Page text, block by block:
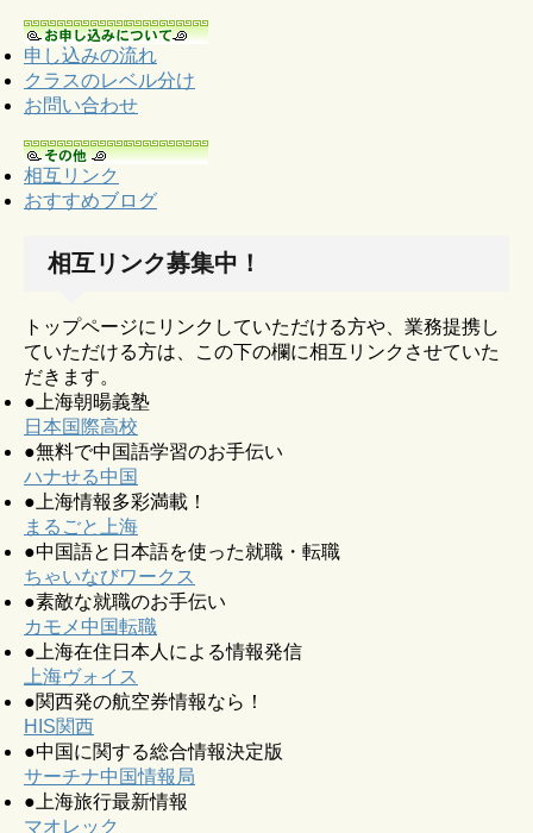
申し込みの流れ
クラスのレベル分け
お問い合わせ
相互リンク
おすすめブログ
相互リンク募集中！
トップページにリンクしていただける方や、業務提携し
ていただける方は、この下の欄に相互リンクさせていた
だきます。
●上海朝暘義塾
日本国際高校
●無料で中国語学習のお手伝い
ハナせる中国
●上海情報多彩満載！
まるごと上海
●中国語と日本語を使った就職・転職
ちゃいなびワークス
●素敵な就職のお手伝い
カモメ中国転職
●上海在住日本人による情報発信
上海ヴォイス
●関西発の航空券情報なら！
HIS関西
●中国に関する総合情報決定版
サーチナ中国情報局
●上海旅行最新情報
マオレック